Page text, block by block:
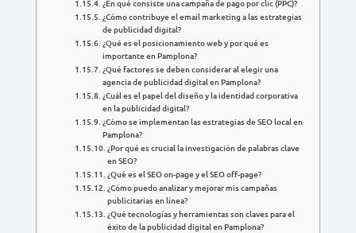
¿En qué consiste una campaña de pago por clic (PPC)?
¿Cómo contribuye el email marketing a las estrategias
de publicidad digital?
¿Qué es el posicionamiento web y por qué es
importante en Pamplona?
¿Qué factores se deben considerar al elegir una
agencia de publicidad digital en Pamplona?
¿Cuál es el papel del diseño y la identidad corporativa
en la publicidad digital?
¿Cómo se implementan las estrategias de SEO local en
Pamplona?
¿Por qué es crucial la investigación de palabras clave
en SEO?
¿Qué es el SEO on-page y el SEO off-page?
¿Cómo puedo analizar y mejorar mis campañas
publicitarias en línea?
¿Qué tecnologías y herramientas son claves para el
éxito de la publicidad digital en Pamplona?